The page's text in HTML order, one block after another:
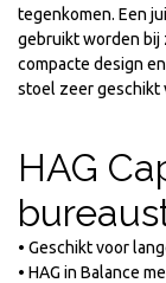
tegenkomen. Een
gebruikt worden bij
compacte design
stoel zeer geschikt
HAG
• Geschikt voor
• HAG in Balance